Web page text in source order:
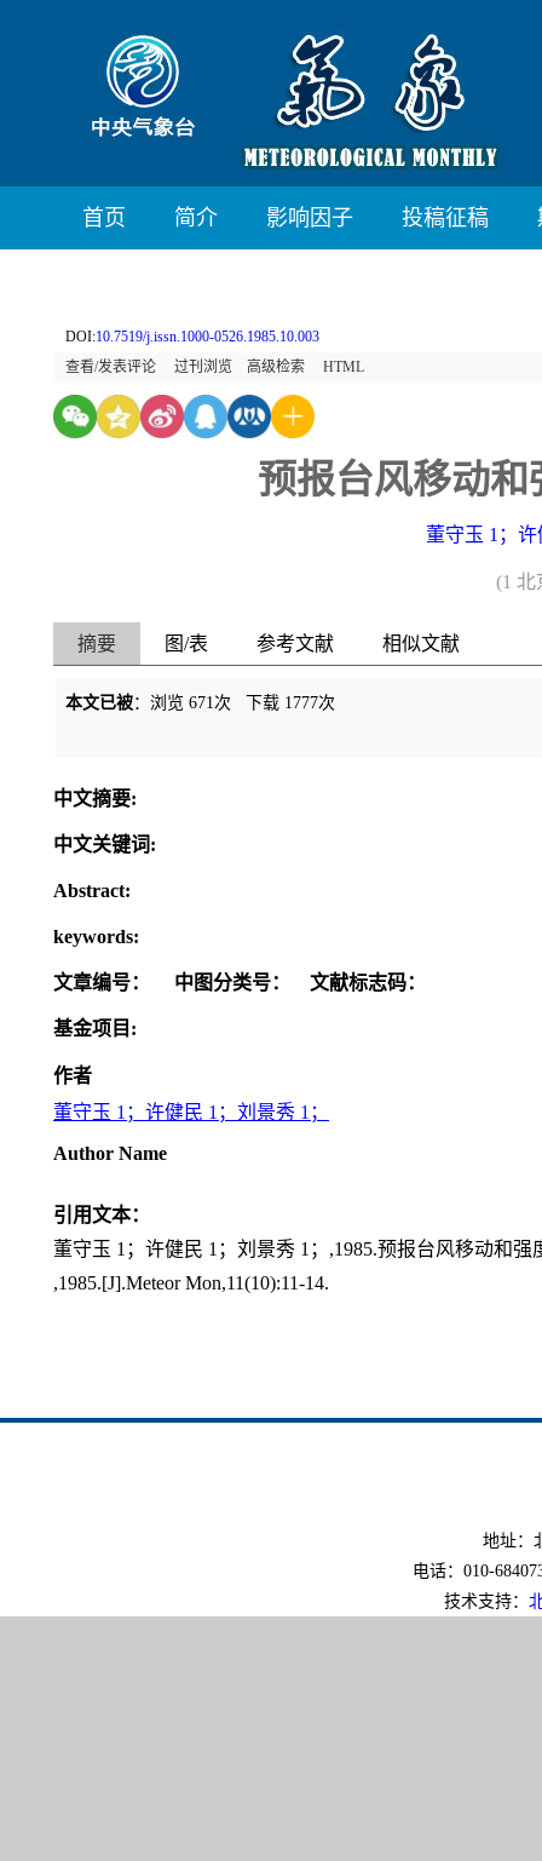
首页 简介 影响因子 投稿征稿
DOI:10.7519/j.issn.1000-0526.1985.10.003
查看/发表评论
过刊浏览 高级检索 HTML
预报台风移动
董守玉 1；
(1 北
摘要 图/表 参考文献 相似文献
本文已被：浏览 671次 下载 1777次
中文摘要:
中文关键词:
Abstract:
keywords:
文章编号： 中图分类号： 文献标志码：
基金项目:
作者
董守玉 1；许健民 1；刘景秀 1；
Author Name
引用文本：
董守玉 1；许健民 1；刘景秀 1；,1985.预报台风移动和强
,1985.[J].Meteor Mon,11(10):11-14.
地址：
电话：010-
技术支持：